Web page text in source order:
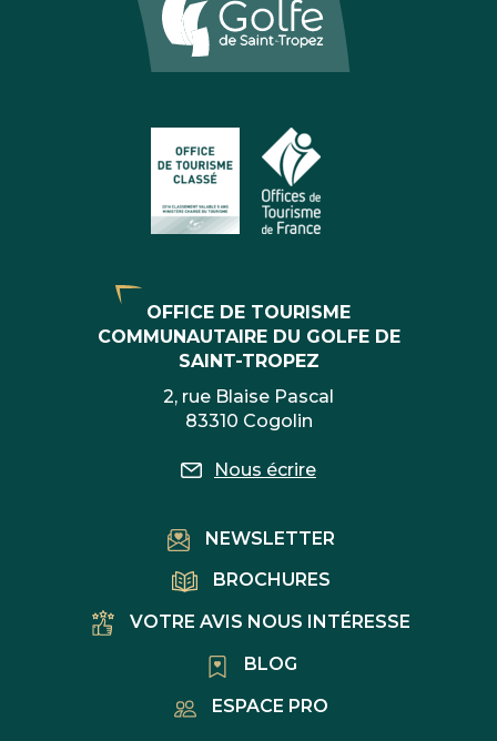
OFFICE DE TOURISME
COMMUNAUTAIRE DU GOLFE DE
SAINT-TROPEZ
2, rue Blaise Pascal
83310 Cogolin
Nous écrire
NEWSLETTER
BROCHURES
VOTRE AVIS NOUS INTÉRESSE
BLOG
ESPACE PRO